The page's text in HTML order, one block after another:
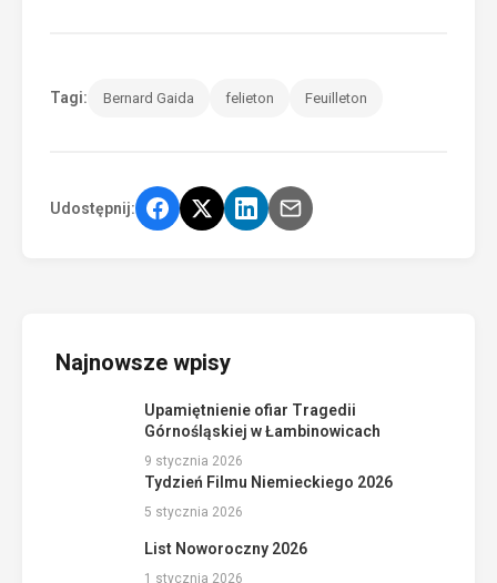
Tagi: Bernard Gaida felieton Feuilleton
Udostępnij:
Najnowsze wpisy
Upamiętnienie ofiar Tragedii
Górnośląskiej w Łambinowicach
9 stycznia 2026
Tydzień Filmu Niemieckiego 2026
5 stycznia 2026
List Noworoczny 2026
1 stycznia 2026